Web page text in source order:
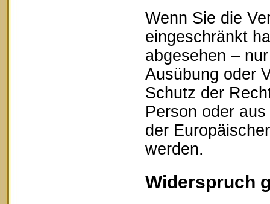
Wenn Sie die
eingeschränkt
abgesehen –
Ausübung oder
Schutz der
Person oder
der
werden.
Widerspruch